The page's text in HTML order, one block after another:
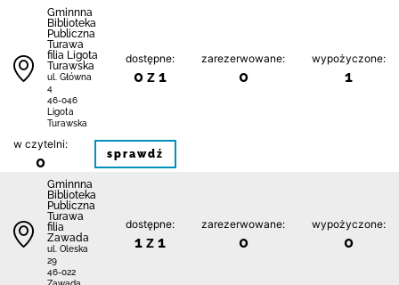
Gminnna
Biblioteka
Publiczna
Turawa
filia Ligota
Turawska
ul. Główna
4
46-046
Ligota
Turawska
dostępne:
0 z 1
zarezerwowane:
0
wypożyczone:
1
w czytelni:
0 sprawdź
Gminnna
Biblioteka
Publiczna
Turawa
filia
Zawada
ul. Oleska
29
46-022
dostępne:
1 z 1
zarezerwowane:
0
wypożyczone:
0